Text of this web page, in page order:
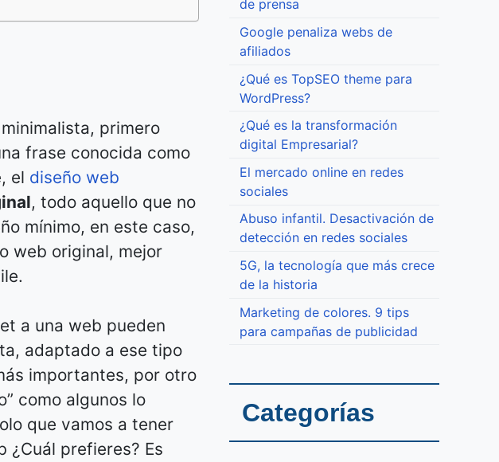
primero
frase conocida como
el diseño web
, todo aquello que no
mínimo, en este caso,
web original, mejor
a una web pueden
adaptado a ese tipo
importantes, por otro
como algunos lo
que vamos a tener
¿Cuál prefieres? Es
de prensa
Google penaliza webs de
afiliados
¿Qué es TopSEO theme para
WordPress?
¿Qué es la transformación
digital Empresarial?
El mercado online en redes
sociales
Abuso infantil. Desactivación de
detección en redes sociales
5G, la tecnología que más crece
de la historia
Marketing de colores. 9 tips
para campañas de publicidad
Categorías